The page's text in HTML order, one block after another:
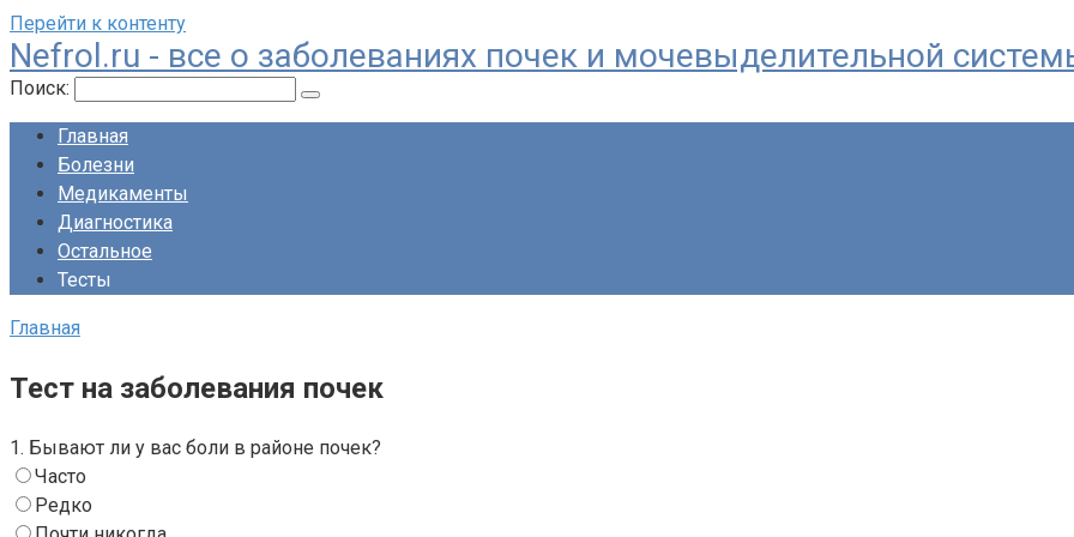
Перейти к контенту
Nefrol.ru - все о заболеваниях почек и мочевыделительной
Поиск:
Главная
Болезни
Медикаменты
Диагностика
Остальное
Тесты
Главная
Тест на заболевания почек
1. Бывают ли у вас боли в районе почек?
Часто
Редко